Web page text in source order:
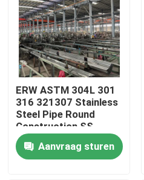
Videos
Ongeveer ons
Fabrieksreis
Kwaliteitscontrole
ERW ASTM 304L 301
316 321307 Stainless
Steel Pipe Round
Construction SS
Seamless Pipe
Brushed Stainless
Steel Tube
Aanvraag sturen